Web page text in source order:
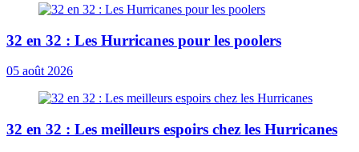
32 en 32 : Les Hurricanes pour les poolers
05 août 2026
32 en 32 : Les meilleurs espoirs chez les Hurricanes